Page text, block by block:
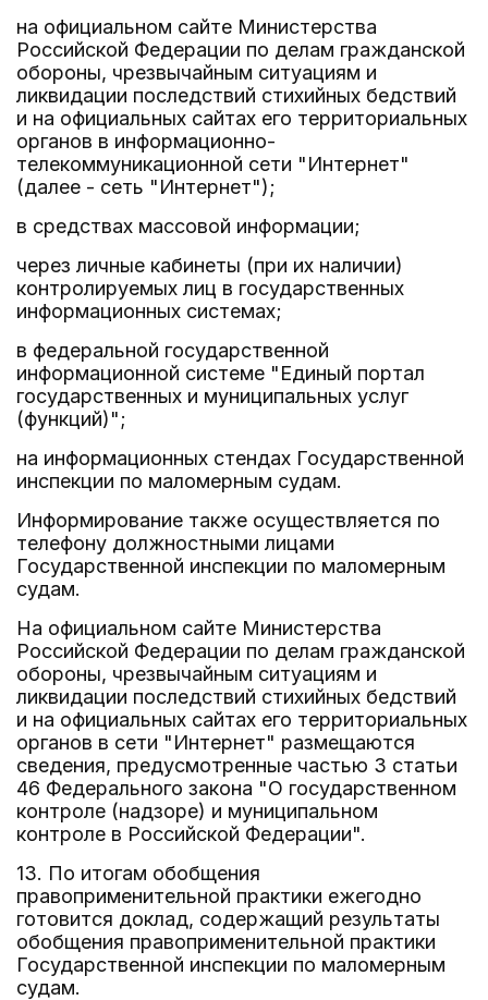
на официальном сайте Министерства
Российской Федерации по делам гражданской
обороны, чрезвычайным ситуациям и
ликвидации последствий стихийных бедствий
и на официальных сайтах его территориальных
органов в информационно-
телекоммуникационной сети "Интернет"
(далее - сеть "Интернет");
в средствах массовой информации;
через личные кабинеты (при их наличии)
контролируемых лиц в государственных
информационных системах;
в федеральной государственной
информационной системе "Единый портал
государственных и муниципальных услуг
(функций)";
на информационных стендах Государственной
инспекции по маломерным судам.
Информирование также осуществляется по
телефону должностными лицами
Государственной инспекции по маломерным
судам.
На официальном сайте Министерства
Российской Федерации по делам гражданской
обороны, чрезвычайным ситуациям и
ликвидации последствий стихийных бедствий
и на официальных сайтах его территориальных
органов в сети "Интернет" размещаются
сведения, предусмотренные частью 3 статьи
46 Федерального закона "О государственном
контроле (надзоре) и муниципальном
контроле в Российской Федерации".
13. По итогам обобщения
правоприменительной практики ежегодно
готовится доклад, содержащий результаты
обобщения правоприменительной практики
Государственной инспекции по маломерным
судам.